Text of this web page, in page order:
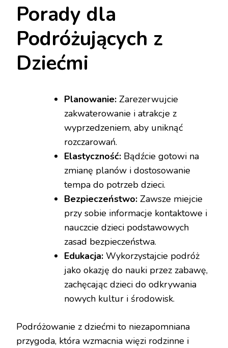
Porady dla
Podróżujących z
Dziećmi
Planowanie: Zarezerwujcie
zakwaterowanie i atrakcje z
wyprzedzeniem, aby uniknąć
rozczarowań.
Elastyczność: Bądźcie gotowi na
zmianę planów i dostosowanie
tempa do potrzeb dzieci.
Bezpieczeństwo: Zawsze miejcie
przy sobie informacje kontaktowe i
nauczcie dzieci podstawowych
zasad bezpieczeństwa.
Edukacja: Wykorzystajcie podróż
jako okazję do nauki przez zabawę,
zachęcając dzieci do odkrywania
nowych kultur i środowisk.
Podróżowanie z dziećmi to niezapomniana
przygoda, która wzmacnia więzi rodzinne i